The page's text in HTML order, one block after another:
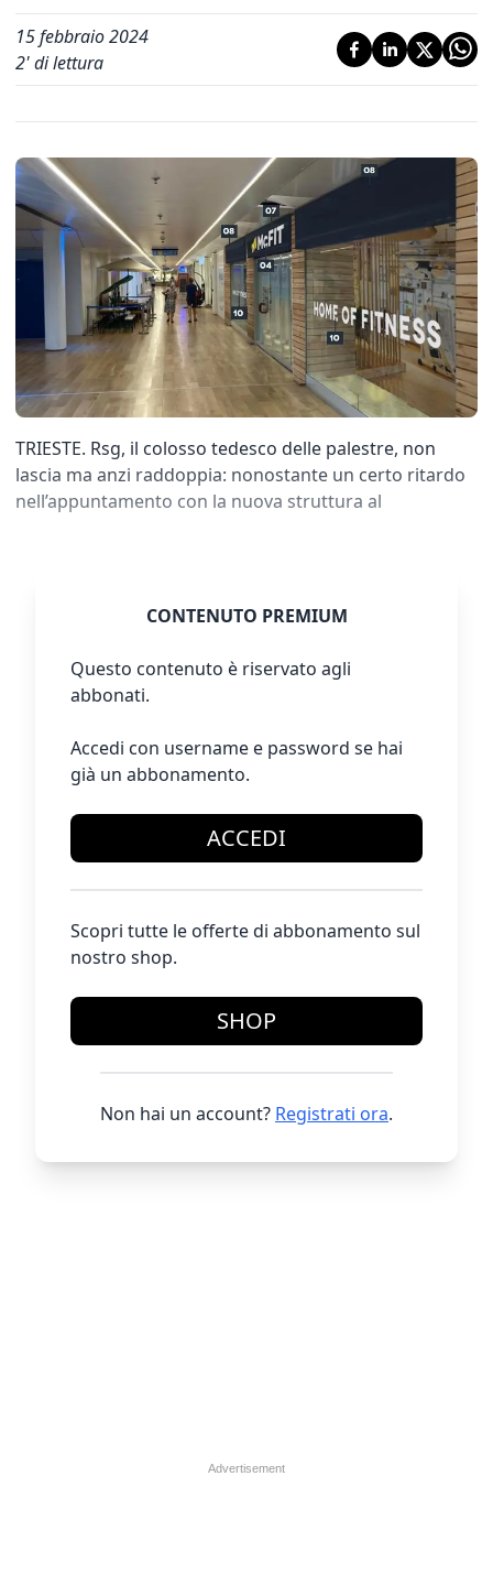
15 febbraio 2024
2' di lettura
TRIESTE. Rsg, il colosso tedesco delle palestre, non
lascia ma anzi raddoppia: nonostante un certo ritardo
nell’appuntamento con la nuova struttura al
CONTENUTO PREMIUM
Questo contenuto è riservato agli
abbonati.
Accedi con username e password se hai
già un abbonamento.
ACCEDI
Scopri tutte le offerte di abbonamento sul
nostro shop.
SHOP
Non hai un account? Registrati ora.